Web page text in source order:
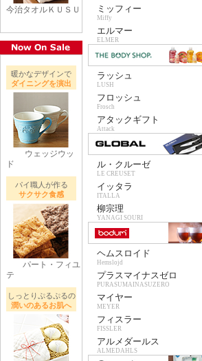
今治タオルＫＵＳＵ
暖かなデザインで
ダイニングを演出
ウェッジウッ
ド
パイ職人が作る
サクサク食感
パート・フィユ
テ
しっとりぷるぷるの
潤いのあるお肌へ
ミッフィー
Miffy
エルマー
ELMER
ラッシュ
LUSH
フロッシュ
Frosch
アタックギフト
Attack
ル・クルーゼ
LE CREUSET
イッタラ
ITALLA
柳宗理
YANAGI SOURI
ヘムスロイド
Hemslojd
プラスマイナスゼロ
PURASUMAINASUZERO
マイヤー
MEYER
フィスラー
FISSLER
アルメダールス
ALMEDAHLS